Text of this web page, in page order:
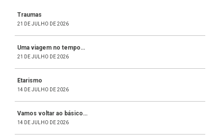
Traumas
21 DE JULHO DE 2026
Uma viagem no tempo…
21 DE JULHO DE 2026
Etarismo
14 DE JULHO DE 2026
Vamos voltar ao básico…
14 DE JULHO DE 2026